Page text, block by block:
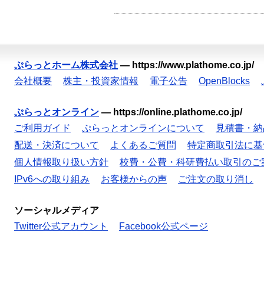
ぷらっとホーム株式会社 — https://www.plathome.co.jp/
会社概要
株主・投資家情報 電子公告 OpenBlocks
ぷらっとオンライン — https://online.plathome.co.jp/
ご利用ガイド
ぷらっとオンラインについて
見積書・
配送・決済について
よくあるご質問
特定商取引法に
個人情報取り扱い方針
校費・公費・科研費払い取引のご
IPv6への取り組み
お客様からの声 ご注文の取り消し
ソーシャルメディア
Twitter公式アカウント
Facebook公式ページ